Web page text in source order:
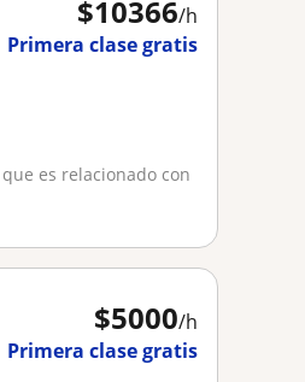
$10366/h
Primera clase gratis
es relacionado con
$5000/h
Primera clase gratis